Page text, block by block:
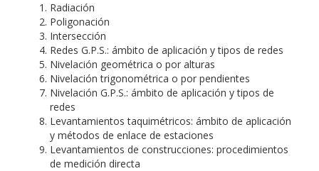
Radiación
Poligonación
Intersección
Redes G.P.S.: ámbito de aplicación y tipos de redes
Nivelación geométrica o por alturas
Nivelación trigonométrica o por pendientes
Nivelación G.P.S.: ámbito de aplicación y tipos de
redes
Levantamientos taquimétricos: ámbito de aplicación
y métodos de enlace de estaciones
Levantamientos de construcciones: procedimientos
de medición directa